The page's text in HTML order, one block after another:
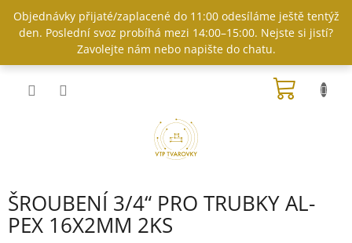
obsah
Objednávky přijaté/zaplacené do 11:00 odesíláme ještě tentýž
den. Poslední svoz probíhá mezi 14:00–15:00. Nejste si jistí?
Zavolejte nám nebo napište do chatu.
ŠROUBENÍ 3/4“ PRO TRUBKY AL-
PEX 16X2MM 2KS